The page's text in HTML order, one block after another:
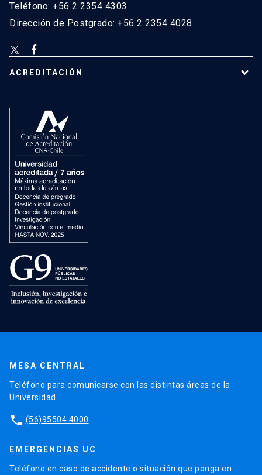
Teléfono: +56 2 2354 4303
Dirección de Postgrado: +56 2 2354 4028
ACREDITACIÓN
MESA CENTRAL
Teléfono para comunicarse con las distintas áreas de la
Universidad.
phone (56)95504 4000
EMERGENCIAS UC
Teléfono en caso de accidente o situación que ponga en